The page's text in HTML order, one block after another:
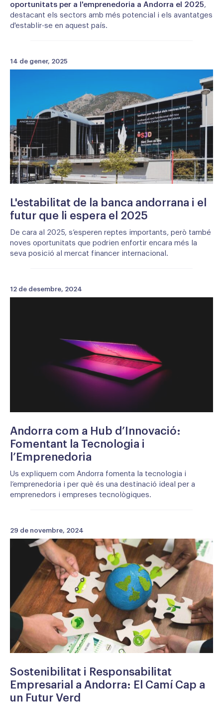
oportunitats per a l'emprenedoria a Andorra el 2025,
destacant els sectors amb més potencial i els avantatges
d'establir-se en aquest país.
L'estabilitat de la banca andorrana i el
futur que li espera el 2025
De cara al 2025, s’esperen reptes importants, però també
noves oportunitats que podrien enfortir encara més la
seva posició al mercat financer internacional.
14 de gener, 2025
Andorra com a Hub d’Innovació:
Fomentant la Tecnologia i
l’Emprenedoria
Us expliquem com Andorra fomenta la tecnologia i
l’emprenedoria i per què és una destinació ideal per a
emprenedors i empreses tecnològiques.
12 de desembre, 2024
Sostenibilitat i Responsabilitat
Empresarial a Andorra: El Camí Cap a
un Futur Verd
29 de novembre, 2024